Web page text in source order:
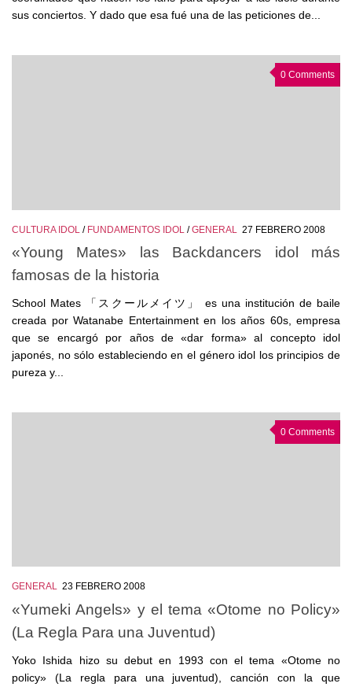
sus conciertos. Y dado que esa fué una de las peticiones de...
0 Comments
CULTURA IDOL / FUNDAMENTOS IDOL /GENERAL 27 FEBRERO 2008
«Young Mates» las Backdancers idol más
famosas de la historia
School Mates 「スクールメイツ」 es una institución de baile
creada por Watanabe Entertainment en los años 60s, empresa
que se encargó por años de «dar forma» al concepto idol
japonés, no sólo estableciendo en el género idol los principios de
pureza y...
0 Comments
GENERAL 23 FEBRERO 2008
«Yumeki Angels» y el tema «Otome no Policy»
(La Regla Para una Juventud)
Yoko Ishida hizo su debut en 1993 con el tema «Otome no
policy» (La regla para una juventud), canción con la que